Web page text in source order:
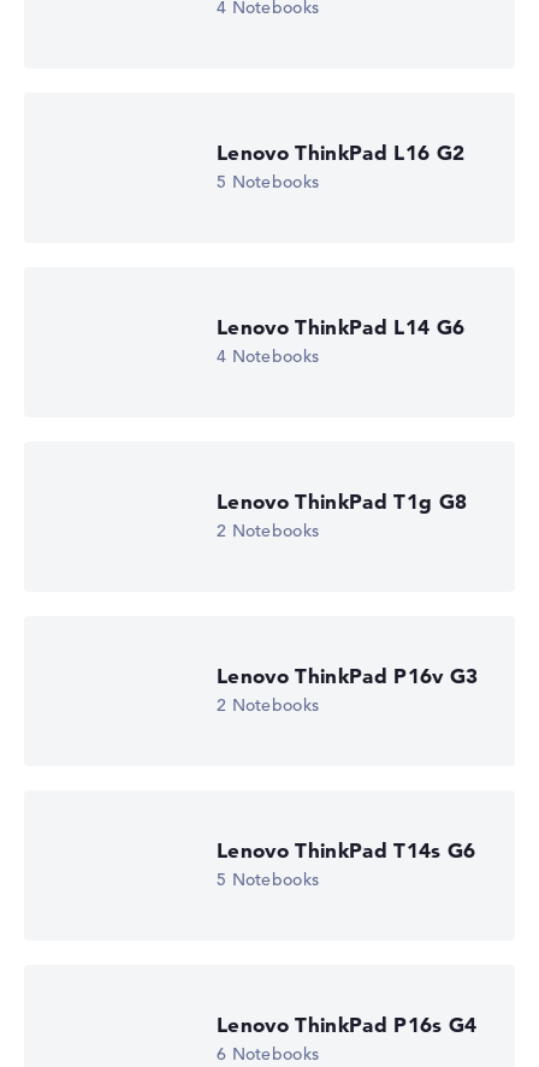
4 Notebooks
Lenovo ThinkPad L16 G2
5 Notebooks
Lenovo ThinkPad L14 G6
4 Notebooks
Lenovo ThinkPad T1g G8
2 Notebooks
Lenovo ThinkPad P16v G3
2 Notebooks
Lenovo ThinkPad T14s G6
5 Notebooks
Lenovo ThinkPad P16s G4
6 Notebooks